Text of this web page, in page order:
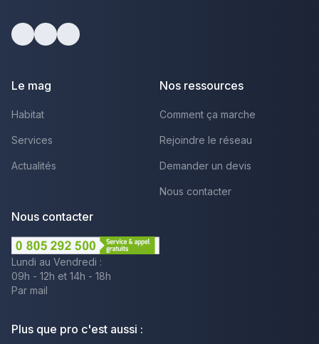
Le mag
Habitat
Services
Actualités
Nos ressources
Comment ça marche
Rejoindre le réseau
Demander un devis
Nous contacter
Nous contacter
Lundi au Vendredi :
09h - 12h et 14h - 18h
Par mail
Plus que pro c'est aussi :